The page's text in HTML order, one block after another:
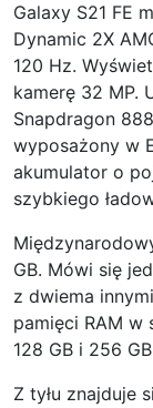
Galaxy S21 FE
Dynamic 2X
120 Hz.
kamerę 32 MP.
Snapdragon
wyposażony w
akumulator o
szybkiego
GB. Mówi się
z dwiema
pamięci RAM w
128 GB i 256
Z tyłu znajduje